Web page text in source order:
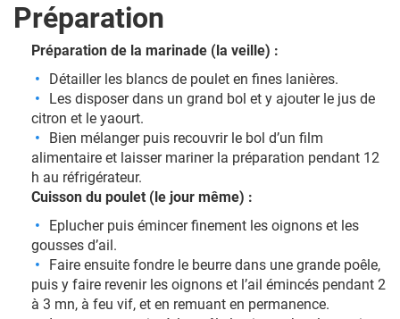
Préparation
Préparation de la marinade (la veille) :
Détailler les blancs de poulet en fines lanières.
Les disposer dans un grand bol et y ajouter le jus de
citron et le yaourt.
Bien mélanger puis recouvrir le bol d’un film
alimentaire et laisser mariner la préparation pendant 12
h au réfrigérateur.
Cuisson du poulet (le jour même) :
Eplucher puis émincer finement les oignons et les
gousses d’ail.
Faire ensuite fondre le beurre dans une grande poêle,
puis y faire revenir les oignons et l’ail émincés pendant 2
à 3 mn, à feu vif, et en remuant en permanence.